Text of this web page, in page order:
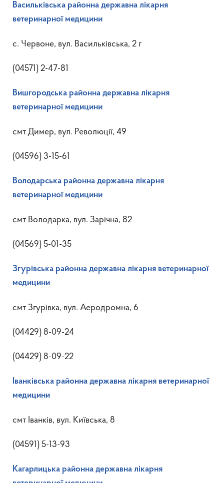
Васильківська районна державна лікарня
ветеринарної медицини
с. Червоне, вул. Васильківська, 2 г
(04571) 2-47-81
Вишгородська районна державна лікарня
ветеринарної медицини
смт Димер, вул. Революції, 49
(04596) 3-15-61
Володарська районна державна лікарня
ветеринарної медицини
смт Володарка, вул. Зарічна, 82
(04569) 5-01-35
Згурівська районна державна лікарня ветеринарної
медицини
смт Згурівка, вул. Аеродромна, 6
(04429) 8-09-24
(04429) 8-09-22
Іванківська районна державна лікарня ветеринарної
медицини
смт Іванків, вул. Київська, 8
(04591) 5-13-93
Кагарлицька районна державна лікарня